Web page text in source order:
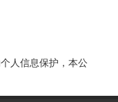
人信息保护，本公